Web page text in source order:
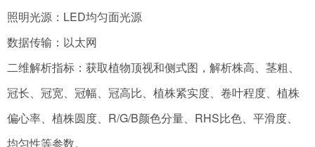
照明光源：LED均匀面光源
数据传输：以太网
二维解析指标：获取植物顶视和侧式图，解析株高、茎粗、
冠长、冠宽、冠幅、冠高比、植株紧实度、卷叶程度、植株
偏心率、植株圆度、R/G/B颜色分量、RHS比色、平滑度、
均匀性等参数。